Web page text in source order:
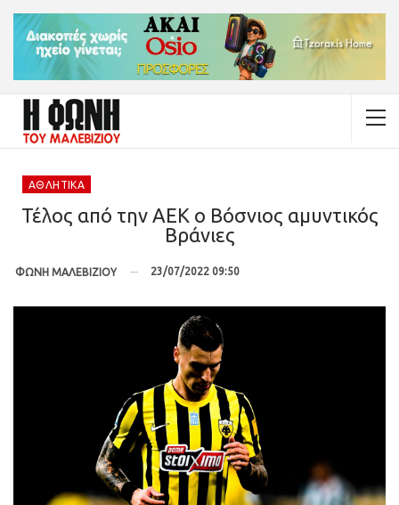
ΑΘΛΗΤΙΚΆ
Τέλος από την ΑΕΚ ο Βόσνιος αμυντικός
Βράνιες
ΦΩΝΗ ΜΑΛΕΒΙΖΙΟΥ 23/07/2022 09:50